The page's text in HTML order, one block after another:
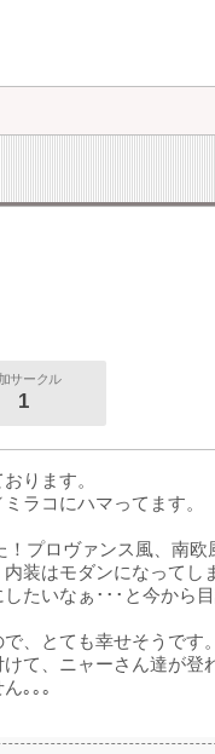
サークル
1
ります。
ラコにハマってます。
プロヴァンス風、南欧
装はモダンになってし
たいなぁ･･･と今から目
、とても幸せそうです
て、ニャーさん達が登
｡｡｡